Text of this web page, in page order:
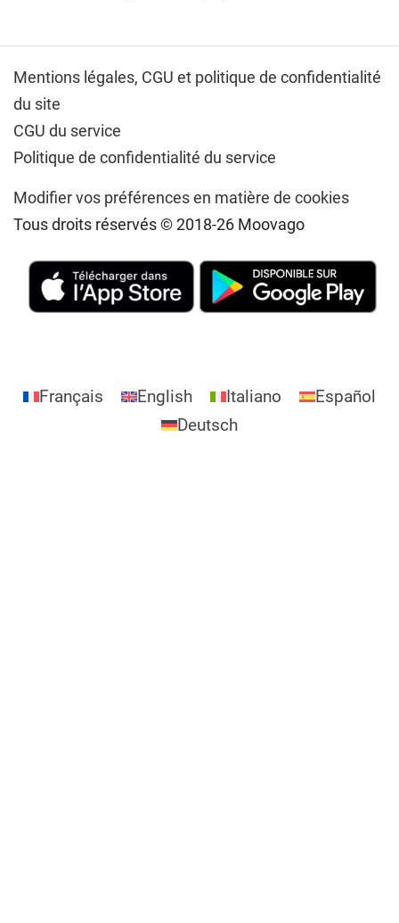
Mentions légales, CGU et politique de confidentialité
du site
CGU du service
Politique de confidentialité du service
Modifier vos préférences en matière de cookies
Tous droits réservés © 2018-26 Moovago
Français English Italiano
Español
Deutsch